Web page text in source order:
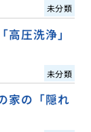
未分類
圧洗浄」
未分類
家の「隠れ